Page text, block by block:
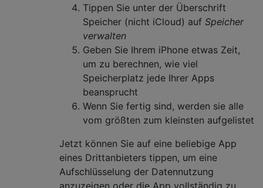
Tippen Sie unter der Überschrift
Speicher (nicht iCloud) auf Speicher
verwalten
Geben Sie Ihrem iPhone etwas Zeit,
um zu berechnen, wie viel
Speicherplatz jede Ihrer Apps
beansprucht
Wenn Sie fertig sind, werden sie alle
vom größten zum kleinsten aufgelistet
Jetzt können Sie auf eine beliebige App
eines Drittanbieters tippen, um eine
Aufschlüsselung der Datennutzung
anzuzeigen oder die App vollständig zu